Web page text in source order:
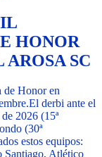
HONOR
SC
Honor en
El derbi ante el
2026 (15ª
(30ª
estos equipos:
Santiago, Atlético